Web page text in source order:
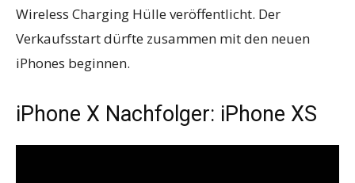
Wireless Charging Hülle veröffentlicht. Der
Verkaufsstart dürfte zusammen mit den neuen
iPhones beginnen.
iPhone X Nachfolger: iPhone XS